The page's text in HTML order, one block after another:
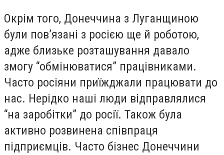
Окрім того, Донеччина з Луганщиною
були пов’язані з росією ще й роботою,
адже близьке розташування давало
змогу “обмінюватися” працівниками.
Часто росіяни приїжджали працювати до
нас. Нерідко наші люди відправлялися
“на заробітки” до росії. Також була
активно розвинена співпраця
підприємців. Часто бізнес Донеччини